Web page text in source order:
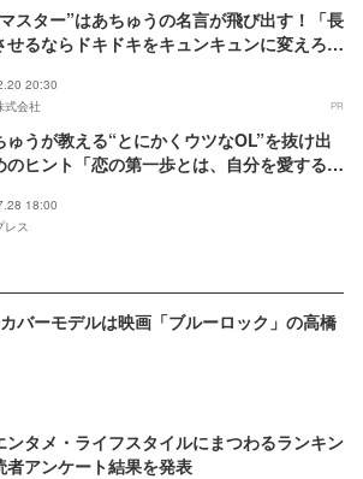
スター”はあちゅうの名言が飛び出す！「長
せるならドキドキをキュンキュンに変えろ」
20:30
式会社
PR
ゅうが教える“とにかくウツなOL”を抜け出
のヒント「恋の第一歩とは、自分を愛するこ
18:00
レス
バーモデルは映画「ブルーロック」の高橋
ンタメ・ライフスタイルにまつわるランキン
者アンケート結果を発表